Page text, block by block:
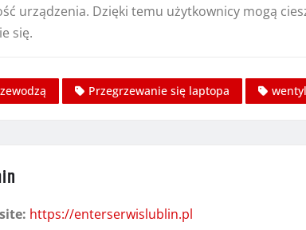
urządzenia. Dzięki temu użytkownicy mogą
się.
Przegrzewanie się laptopa
https://enterserwislublin.pl